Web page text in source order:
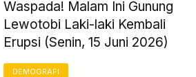
Waspada! Malam Ini Gunung
Lewotobi Laki-laki Kembali
Erupsi (Senin, 15 Juni 2026)
DEMOGRAFI